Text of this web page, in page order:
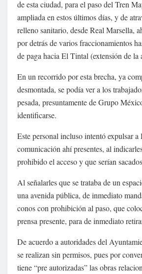
de esta ciudad, para el paso del Tren
ampliada en estos últimos días, y de
relleno sanitario, desde Real Marsella,
por detrás de varios fraccionamientos
de paga hacia El Tintal (extensión de la
En un recorrido por esta brecha, ya
desmontada, se podía ver a los
pesada, presuntamente de Grupo
identificarse.
Este personal incluso intentó expulsar a
comunicación ahí presentes, al
prohibido el acceso y que serían
Al señalarles que se trataba de un
una avenida pública, de inmediato
conos con prohibición al paso, que
prensa presente, para de inmediato
De acuerdo a autoridades del
se realizan sin permisos, pues por
tiene “pre autorizadas” las obras